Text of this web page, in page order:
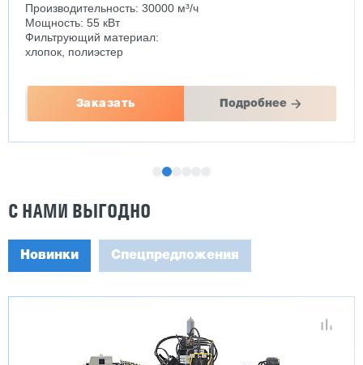
Производительность: 30000 м³/ч
Мощность: 55 кВт
Фильтрующий материал:
хлопок, полиэстер
Заказать Подробнее
С НАМИ ВЫГОДНО
Новинки Спецпредложения